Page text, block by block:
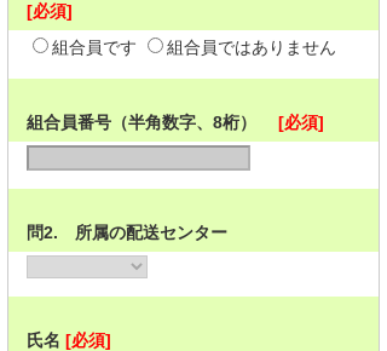
[必須]
組合員です
組合員ではありません
組合員番号（半角数字、8桁） [必須]
問2. 所属の配送センター
氏名 [必須]